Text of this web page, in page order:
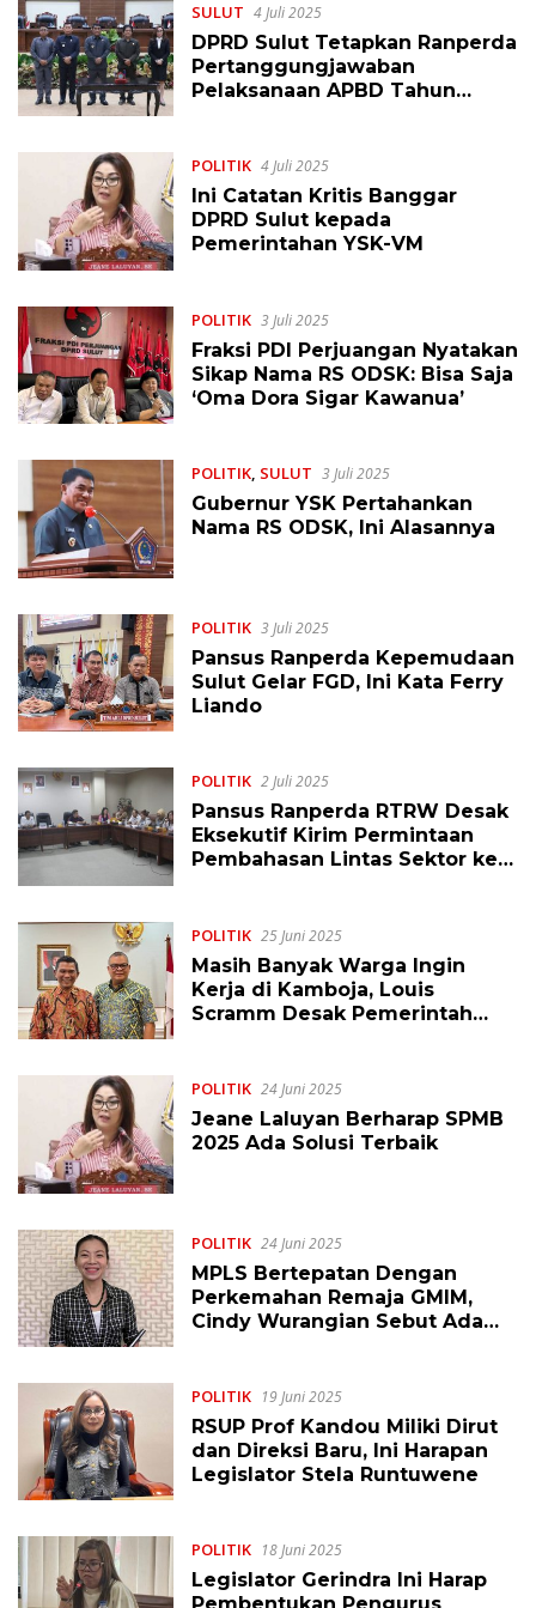
SULUT 4 Juli 2025
DPRD Sulut Tetapkan Ranperda
Pertanggungjawaban
Pelaksanaan APBD Tahun
POLITIK 4 Juli 2025
Ini Catatan Kritis Banggar
DPRD Sulut kepada
Pemerintahan YSK-VM
POLITIK 3 Juli 2025
Fraksi PDI Perjuangan Nyatakan
Sikap Nama RS ODSK: Bisa Saja
‘Oma Dora Sigar Kawanua’
POLITIK, SULUT 3 Juli 2025
Gubernur YSK Pertahankan
Nama RS ODSK, Ini Alasannya
POLITIK 3 Juli 2025
Pansus Ranperda Kepemudaan
Sulut Gelar FGD, Ini Kata Ferry
Liando
POLITIK 2 Juli 2025
Pansus Ranperda RTRW Desak
Eksekutif Kirim Permintaan
Pembahasan Lintas Sektor ke
POLITIK 25 Juni 2025
Masih Banyak Warga Ingin
Kerja di Kamboja, Louis
Scramm Desak Pemerintah
POLITIK 24 Juni 2025
Jeane Laluyan Berharap SPMB
2025 Ada Solusi Terbaik
POLITIK 24 Juni 2025
MPLS Bertepatan Dengan
Perkemahan Remaja GMIM,
Cindy Wurangian Sebut Ada
POLITIK 19 Juni 2025
RSUP Prof Kandou Miliki Dirut
dan Direksi Baru, Ini Harapan
Legislator Stela Runtuwene
POLITIK 18 Juni 2025
Legislator Gerindra Ini Harap